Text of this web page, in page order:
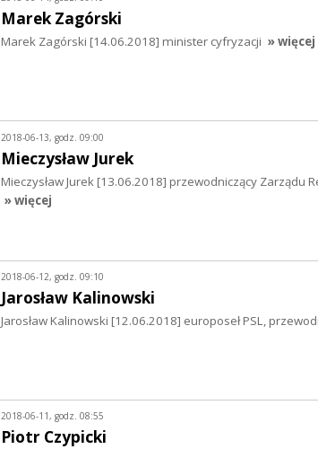
Marek Zagórski
Marek Zagórski [14.06.2018] minister cyfryzacji » więcej
2018-06-13, godz. 09:00
Mieczysław Jurek
Mieczysław Jurek [13.06.2018] przewodniczący Zarządu
» więcej
2018-06-12, godz. 09:10
Jarosław Kalinowski
Jarosław Kalinowski [12.06.2018] europoseł PSL,
2018-06-11, godz. 08:55
Piotr Czypicki